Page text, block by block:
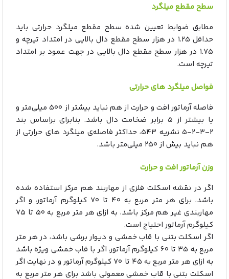
سطح مقطع میلگرد
مطابق ضوابط تعیین شده سطح مقطع میلگرد حرارتی باید
حداقل ۱.۲۵ در هزار سطح مقطع دال بالایی در امتداد تیرچه و
۱.۷۵ در هزار سطح مقطع دال بالایی در جهت عمود بر امتداد
تیرچه است.
فواصل میلگرد های حرارتی
فاصله آرماتور افت و حرارت از هم نباید بیشتر از ۵۰۰ میلی‌متر و
یا بیشتر از ۵ برابر ضخامت دال باشد. بنابرای براساس بند
۲-۳-۲-۵ نشریه ۵۴۳، حداکثر فاصله‌ی میلگرد های حرارتی از
هم نباید بیش از ۲۵۰ میلی‌متر باشد.
وزن آرماتور افت و حرارت
اگر در نقشه اسکلت فلزی از مهاربند هم مرکز استفاده شده
باشد، برای هر متر مربع به ۴۰ تا ۷۰ کیلوگرم آرماتور، و اگر
مهاربندی غیر هم مرکز باشد، به ازای هر متر مربع به ۵۰ تا ۷۵
کیلوگرم آرماتور احتیاج است.
اگر اسکلت بتنی با قاب خمشی و دیوار برشی باشد، در هر متر
مربع به ۳۵ تا ۶۰ کیلوگرم آرماتور، اگر با قاب خمشی ویژه باشد
به ازای هر متر مربع به ۴۵ تا ۷۰ کیلوگرم آرماتور و در نهایت اگر
اسکلت بتنی با قاب خمشی معمولی باشد برای هر متر مربع به